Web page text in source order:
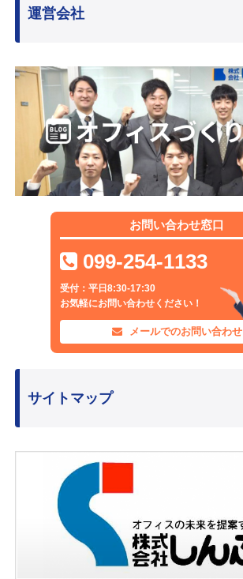
運営会社
お問い合わせ窓口
099-254-1133
受付：平日8:30-17:30
お気軽にお問い合わせください！
メールでのお問い合わせ
サイトマップ